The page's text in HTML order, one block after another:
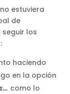
estuviera
de
los
haciendo
en la opción
como lo